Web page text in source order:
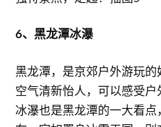
6、黑龙潭冰瀑
黑龙潭，是京郊户外游玩的
空气清新怡人，可以感受
冰瀑也是黑龙潭的一大看